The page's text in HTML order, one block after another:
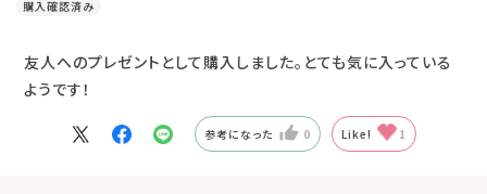
友人へのプレゼントとして購入しました。とても気に入っている
ようです！
参考になった 0 Like! 1